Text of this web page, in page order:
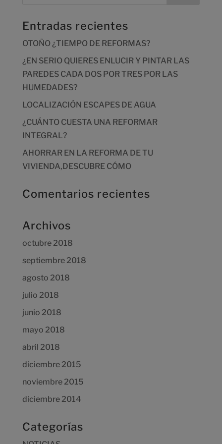
Entradas recientes
OTOÑO ¿TIEMPO DE REFORMAS?
¿EN SERIO QUIERES ENLUCIR Y PINTAR LAS
PAREDES CADA DOS POR TRES POR LAS
HUMEDADES?
LOCALIZACIÓN ESCAPES DE AGUA
¿CUÁNTO CUESTA UNA REFORMAR
INTEGRAL?
AHORRAR EN LA REFORMA DE TU
VIVIENDA,DESCUBRE CÓMO
Comentarios recientes
Archivos
octubre 2018
septiembre 2018
agosto 2018
julio 2018
junio 2018
mayo 2018
abril 2018
diciembre 2015
noviembre 2015
diciembre 2014
Categorías